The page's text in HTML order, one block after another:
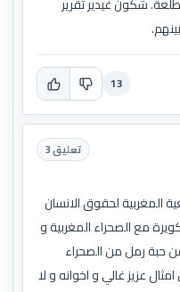
شكون غيدير تقرير
13
تعليق 3
المغربية لحقوق الانسان
مع الصحراء المغربية و
عن حبة رمل من الصحراء
عزيز غالي و اخوانه و لا